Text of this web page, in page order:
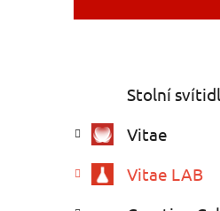
s
r
kategorie
e
o
Stolní
Vitae
Vitae LAB